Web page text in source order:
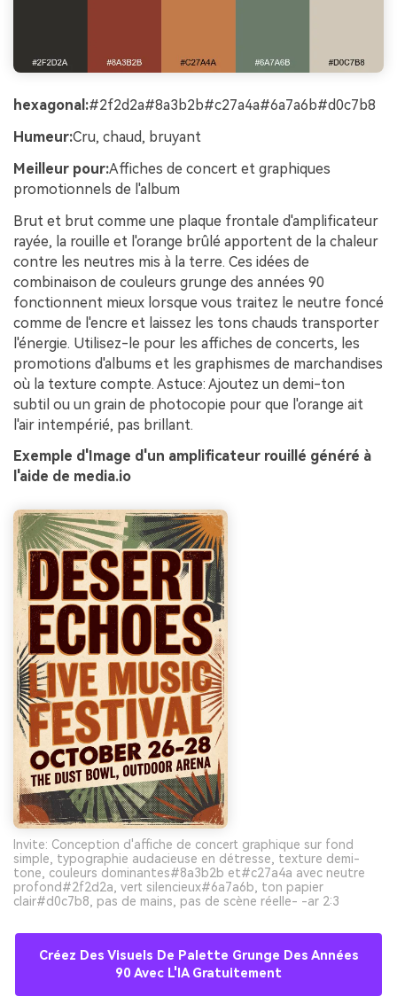
hexagonal:#2f2d2a#8a3b2b#c27a4a#6a7a6b#d0c7b8
Humeur:Cru, chaud, bruyant
Meilleur pour:Affiches de concert et graphiques
promotionnels de l'album
Brut et brut comme une plaque frontale d'amplificateur
rayée, la rouille et l'orange brûlé apportent de la chaleur
contre les neutres mis à la terre. Ces idées de
combinaison de couleurs grunge des années 90
fonctionnent mieux lorsque vous traitez le neutre foncé
comme de l'encre et laissez les tons chauds transporter
l'énergie. Utilisez-le pour les affiches de concerts, les
promotions d'albums et les graphismes de marchandises
où la texture compte. Astuce: Ajoutez un demi-ton
subtil ou un grain de photocopie pour que l'orange ait
l'air intempérié, pas brillant.
Exemple d'Image d'un amplificateur rouillé généré à
l'aide de media.io
Invite: Conception d'affiche de concert graphique sur fond
simple, typographie audacieuse en détresse, texture demi-
tone, couleurs dominantes#8a3b2b et#c27a4a avec neutre
profond#2f2d2a, vert silencieux#6a7a6b, ton papier
clair#d0c7b8, pas de mains, pas de scène réelle- -ar 2:3
Créez Des Visuels De Palette Grunge Des Années
90 Avec L'IA Gratuitement